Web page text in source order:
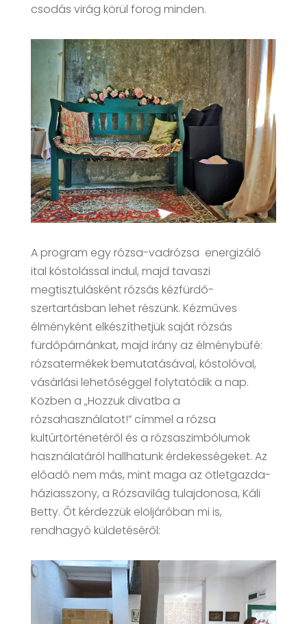
csodás virág körül forog minden.
A program egy rózsa-vadrózsa energizáló
ital kóstolással indul, majd tavaszi
megtisztulásként rózsás kézfürdő-
szertartásban lehet részünk. Kézműves
élményként elkészíthetjük saját rózsás
fürdőpárnánkat, majd irány az élménybüfé:
rózsatermékek bemutatásával, kóstolóval,
vásárlási lehetőséggel folytatódik a nap.
Közben a „Hozzuk divatba a
rózsahasználatot!” címmel a rózsa
kultúrtörténetéről és a rózsaszimbólumok
használatáról hallhatunk érdekességeket. Az
előadó nem más, mint maga az ötletgazda-
háziasszony, a Rózsavilág tulajdonosa, Káli
Betty. Őt kérdezzük elöljáróban mi is,
rendhagyó küldetéséről: